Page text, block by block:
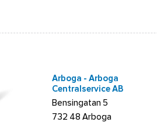
Arboga - Arboga
Centralservice AB
Bensingatan 5
732 48 Arboga